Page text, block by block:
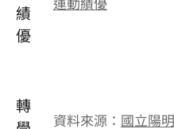
績
優
轉
資料來源： 國立陽